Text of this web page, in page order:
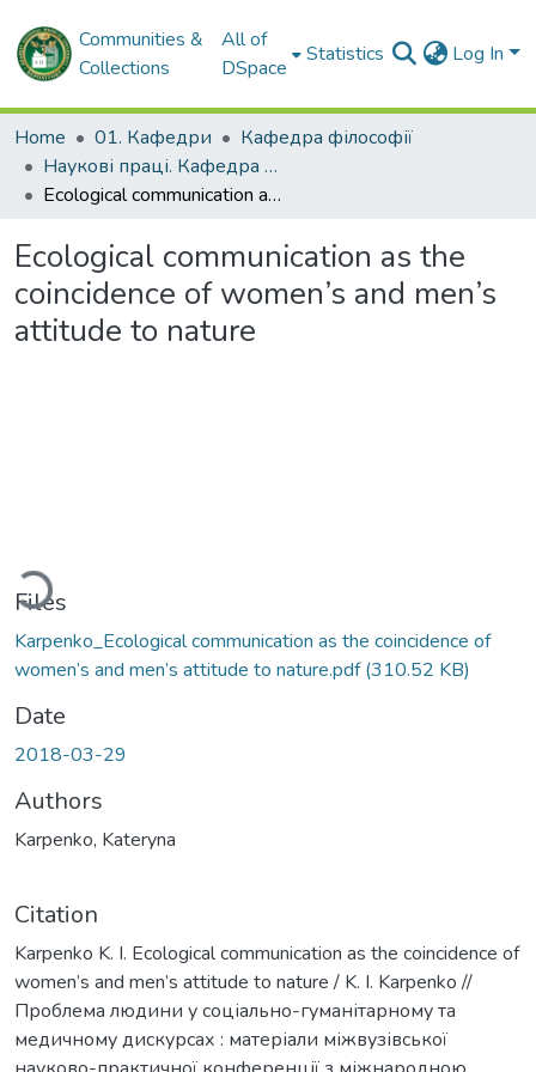
Communities &
Collections
All of
DSpace
Statistics Log In
Home 01. Кафедри
Кафедра філософії
Наукові праці. Кафедра філософії
Ecological communication as the coincidence of women’s and men’s attitude to nature
Ecological communication as the
coincidence of women’s and men’s
attitude to nature
Files
Karpenko_Ecological communication as the coincidence of
women’s and men’s attitude to nature.pdf(310.52 KB)
Date
2018-03-29
Authors
Karpenko, Kateryna
Citation
Karpenko K. I. Ecological communication as the coincidence of
women’s and men’s attitude to nature / K. I. Karpenko //
Проблема людини у соціально-гуманітарному та
медичному дискурсах : матеріали міжвузівської